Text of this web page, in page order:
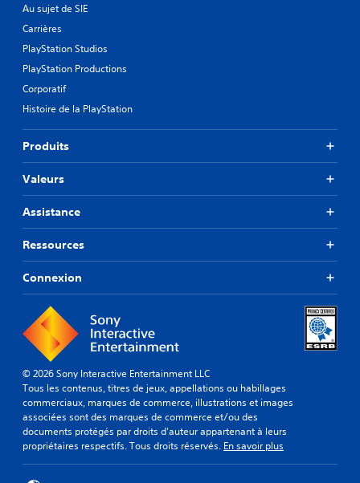
Au sujet de SIE
Carrières
PlayStation Studios
PlayStation Productions
Corporatif
Histoire de la PlayStation
Produits
Valeurs
Assistance
Ressources
Connexion
© 2026 Sony Interactive Entertainment LLC
Tous les contenus, titres de jeux, appellations ou habillages
commerciaux, marques de commerce, illustrations et images
associées sont des marques de commerce et/ou des
documents protégés par droits d'auteur appartenant à leurs
propriétaires respectifs. Tous droits réservés. En savoir plus